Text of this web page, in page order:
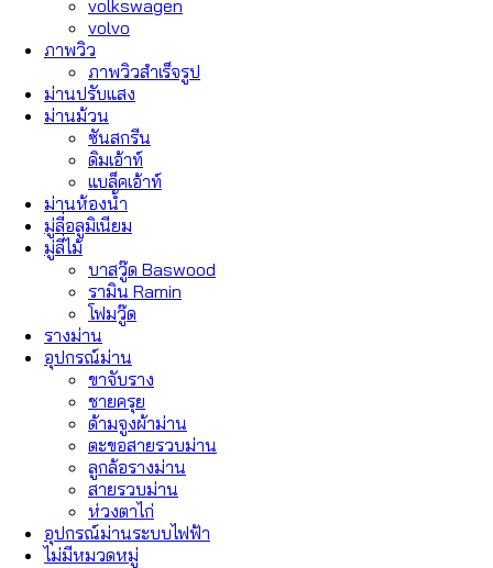
volkswagen
volvo
ภาพวิว
ภาพวิวสำเร็จรูป
ม่านปรับแสง
ม่านม้วน
ซันสกรีน
ดิมเอ้าท์
แบล็คเอ้าท์
ม่านห้องน้ำ
มู่ลี่อลูมิเนียม
มู่ลี่ไม้
บาสวู๊ด Baswood
รามิน Ramin
โฟมวู๊ด
รางม่าน
อุปกรณ์ม่าน
ขาจับราง
ชายครุย
ด้ามจูงผ้าม่าน
ตะขอสายรวบม่าน
ลูกล้อรางม่าน
สายรวบม่าน
ห่วงตาไก่
อุปกรณ์ม่านระบบไฟฟ้า
ไม่มีหมวดหมู่